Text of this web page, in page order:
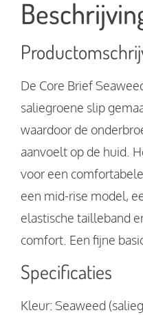
De Core Brief
saliegroene slip
waardoor de
aanvoelt op de huid.
voor een
een mid-rise model,
elastische tailleband
comfort. Een fijne
Specificaties
Kleur: Seaweed